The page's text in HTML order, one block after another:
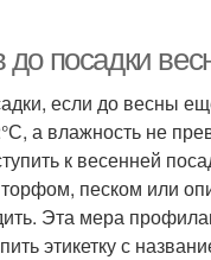
посадки
если до весны
а влажность не
к весенней
песком или
Эта мера
этикетку с